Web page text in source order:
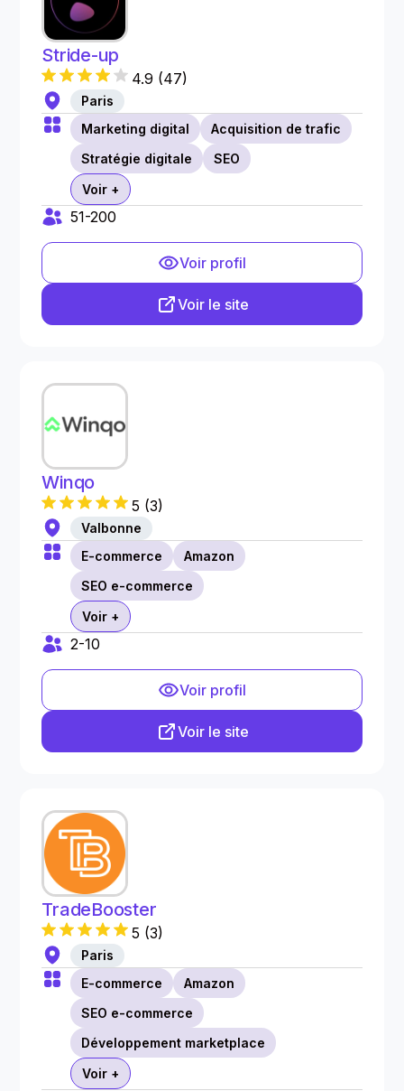
Stride-up
4.9 (47)
Paris
Marketing digital
Acquisition de trafic
Stratégie digitale
SEO
Voir +
51-200
Voir profil
Voir le site
Winqo
5 (3)
Valbonne
E-commerce
Amazon
SEO e-commerce
Voir +
2-10
Voir profil
Voir le site
TradeBooster
5 (3)
Paris
E-commerce
Amazon
SEO e-commerce
Développement marketplace
Voir +